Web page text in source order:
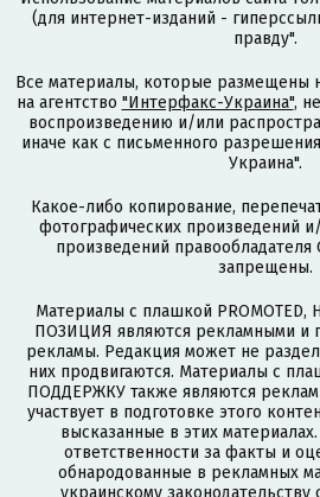
(для интернет-изданий -
правду".
Все материалы, которые размещены
на агентство "Интерфакс-Украина",
воспроизведению и/или
иначе как с письменного
Украина".
Какое-либо копирование,
фотографических произведений
произведений правообладателя
запрещены.
Материалы с плашкой
ПОЗИЦИЯ являются рекламными и
рекламы. Редакция может не
них продвигаются. Материалы с
ПОДДЕРЖКУ также являются
участвует в подготовке этого
высказанные в этих
ответственности за факты и
обнародованные в рекламных